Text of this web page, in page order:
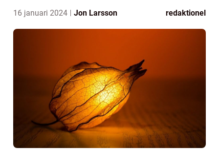
16 januari 2024 Jon Larsson redaktionel